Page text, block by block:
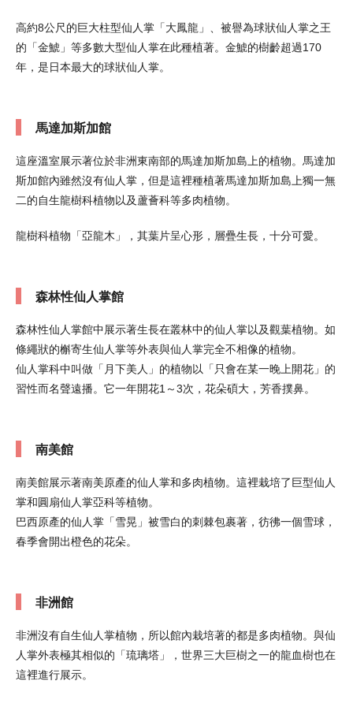
高約8公尺的巨大柱型仙人掌「大鳳龍」、被譽為球狀仙人掌之王
的「金鯱」等多數大型仙人掌在此種植著。金鯱的樹齡超過170
年，是日本最大的球狀仙人掌。
馬達加斯加館
這座溫室展示著位於非洲東南部的馬達加斯加島上的植物。馬達加
斯加館內雖然沒有仙人掌，但是這裡種植著馬達加斯加島上獨一無
二的自生龍樹科植物以及蘆薈科等多肉植物。
龍樹科植物「亞龍木」，其葉片呈心形，層疊生長，十分可愛。
森林性仙人掌館
森林性仙人掌館中展示著生長在叢林中的仙人掌以及觀葉植物。如
條繩狀的槲寄生仙人掌等外表與仙人掌完全不相像的植物。
仙人掌科中叫做「月下美人」的植物以「只會在某一晚上開花」的
習性而名聲遠播。它一年開花1～3次，花朵碩大，芳香撲鼻。
南美館
南美館展示著南美原產的仙人掌和多肉植物。這裡栽培了巨型仙人
掌和圓扇仙人掌亞科等植物。
巴西原產的仙人掌「雪晃」被雪白的刺棘包裹著，彷彿一個雪球，
春季會開出橙色的花朵。
非洲館
非洲沒有自生仙人掌植物，所以館內栽培著的都是多肉植物。與仙
人掌外表極其相似的「琉璃塔」，世界三大巨樹之一的龍血樹也在
這裡進行展示。